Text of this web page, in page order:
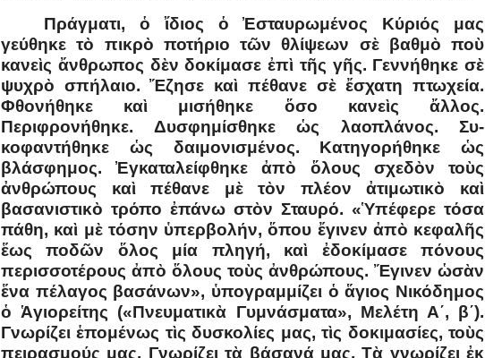
Πράγματι, ὁ ἴδιος ὁ Ἐσταυρωμένος Κύριός μας
γεύθηκε τὸ πικρὸ ποτήριο τῶν θλίψεων σὲ βαθμὸ ποὺ
κανεὶς ἄνθρωπος δὲν δοκίμασε ἐπὶ τῆς γῆς. Γεννήθηκε σὲ
ψυχρὸ σπήλαιο. Ἔζησε καὶ πέθανε σὲ ἔσχατη πτωχεία.
Φθονήθηκε καὶ μισήθηκε ὅσο κανεὶς ἄλλος.
Περιφρονήθηκε. Δυσφημίσθηκε ὡς λαοπλάνος. Συ­
κοφαντήθηκε ὡς δαιμονισμένος. Κατηγορήθηκε ὡς
βλάσφημος. Ἐγκαταλείφθηκε ἀπὸ ὅλους σχεδὸν τοὺς
ἀνθρώπους καὶ πέθανε μὲ τὸν πλέον ἀτιμωτικὸ καὶ
βασανιστικὸ τρόπο ἐπάνω στὸν Σταυρό. «Ὑπέφερε τόσα
πάθη, καὶ μὲ τόσην ὑπερβολήν, ὅπου ἔγινεν ἀπὸ κεφαλῆς
ἕως ποδῶν ὅλος μία πληγή, καὶ ἐδοκίμασε πόνους
περισσοτέρους ἀπὸ ὅλους τοὺς ἀνθρώπους. Ἔγινεν ὡσὰν
ἕνα πέλαγος βασάνων», ὑπογραμμίζει ὁ ἅγιος Νικόδημος
ὁ Ἁγιορείτης («Πνευματικὰ Γυμνάσματα», Μελέτη Α΄, β΄).
Γνωρίζει ἑπομένως τὶς δυσκολίες μας, τὶς δοκιμασίες, τοὺς
πειρασμούς μας. Γνωρίζει τὰ βάσανά μας. Τὰ γνωρίζει ἐκ